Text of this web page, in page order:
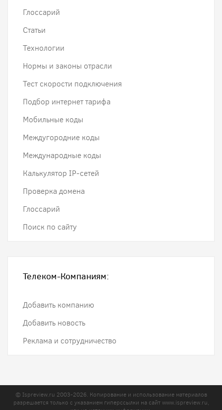
Глоссарий
Статьи
Технологии
Нормы и законы отрасли
Тест скорости подключения
Подбор интернет тарифа
Мобильные коды
Междугородние коды
Международные коды
Калькулятор IP-сетей
Проверка домена
Глоссарий
Поиск по сайту
Телеком-Компаниям:
Добавить компанию
Добавить новость
Реклама и сотрудничество
© Ispreview.ru 2003-2026. Копирование и использование материалов
разрешается только с указанием гиперссылки на сайтwww.ispreview.ru,